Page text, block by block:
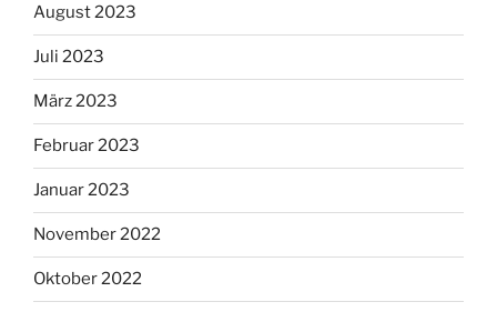
August 2023
Juli 2023
März 2023
Februar 2023
Januar 2023
November 2022
Oktober 2022